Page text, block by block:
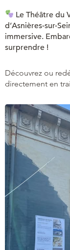
Le Théâtre du
d’Asnières-sur-
immersive.
surprendre !
Découvrez ou
directement en